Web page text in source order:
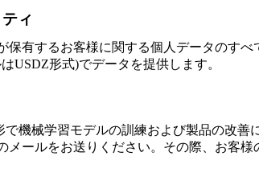
ィ
保有するお客様に関する個人データのす
USDZ形式)でデータを提供します。
機械学習モデルの訓練および製品の改
メールをお送りください。その際、お客